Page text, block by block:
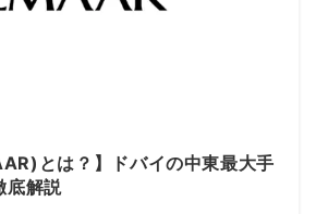
とは？】ドバイの中東最大手
底解説